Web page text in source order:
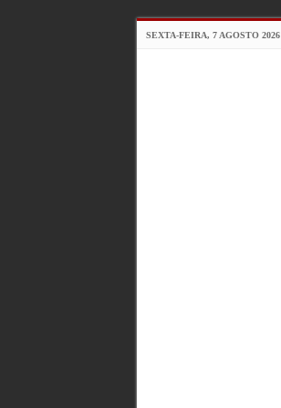
SEXTA-FEIRA, 7 AGOSTO 2026